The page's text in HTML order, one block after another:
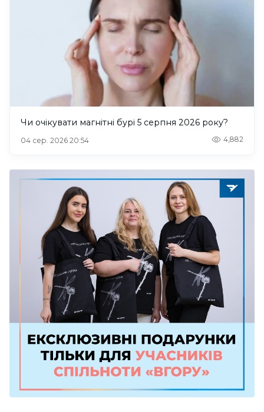
Чи очікувати магнітні бурі 5 серпня 2026 року?
04 сер. 2026 20:54 4,882